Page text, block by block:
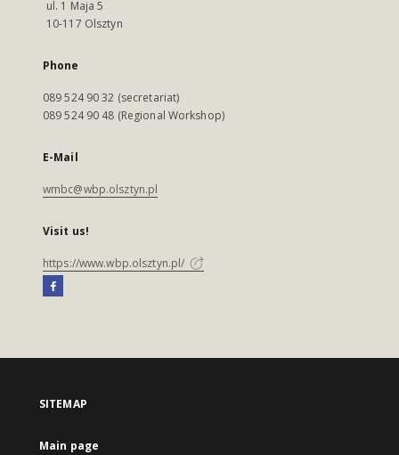
ul. 1 Maja 5
10-117 Olsztyn
Phone
089 524 90 32 (secretariat)
089 524 90 48 (Regional Workshop)
E-Mail
wmbc@wbp.olsztyn.pl
Visit us!
https://www.wbp.olsztyn.pl/
SITEMAP
Main page